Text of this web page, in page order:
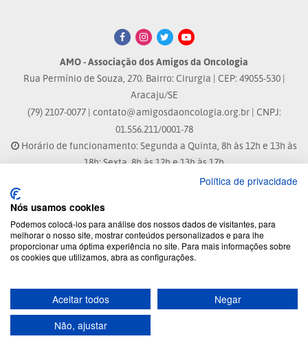
AMO - Associação dos Amigos da Oncologia
Rua Permínio de Souza, 270. Bairro: Cirurgia | CEP: 49055-530 |
Aracaju/SE
(79) 2107-0077 | contato@amigosdaoncologia.org.br| CNPJ:
01.556.211/0001-78
Horário de funcionamento: Segunda a Quinta, 8h às 12h e 13h às
18h; Sexta, 8h às 12h e 13h às 17h
® Marca Registrada
© 2026 - Todos os direitos reservados.
Política de privacidade
Nós usamos cookies
Podemos colocá-los para análise dos nossos dados de visitantes, para
melhorar o nosso site, mostrar conteúdos personalizados e para lhe
proporcionar uma óptima experiência no site. Para mais informações sobre
os cookies que utilizamos, abra as configurações.
Aceitar todos
Negar
Não, ajustar